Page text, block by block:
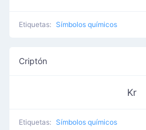
Etiquetas: Símbolos químicos
Criptón
Kr
Etiquetas: Símbolos químicos